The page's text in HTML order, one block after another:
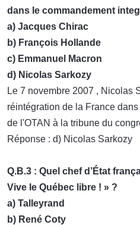
dans le commandement
a) Jacques Chirac
b) François Hollande
c) Emmanuel Macron
d) Nicolas Sarkozy
Le 7 novembre 2007 , Nicolas
réintégration de la France
de l'OTAN à la tribune du
Réponse : d) Nicolas Sarkozy
Q.B.3 : Quel chef d’État
Vive le Québec libre ! » ?
a) Talleyrand
b) René Coty